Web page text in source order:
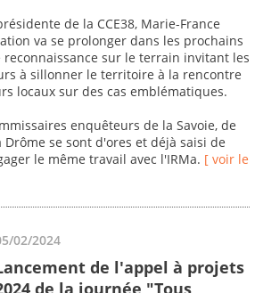
de la CCE38, Marie-France
va se prolonger dans les prochains
reconnaissance sur le terrain invitant les
à sillonner le territoire à la rencontre
locaux sur des cas emblématiques.
enquêteurs de la Savoie, de
Drôme se sont d'ores et déjà saisi de
le même travail avec l'IRMa. [ voir le
02/2024
de l'appel à projets
de la journée "Tous